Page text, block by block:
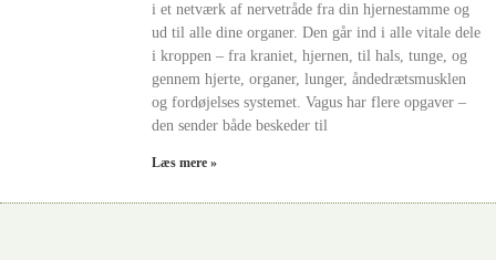
i et netværk af nervetråde fra din hjernestamme og
ud til alle dine organer. Den går ind i alle vitale dele
i kroppen – fra kraniet, hjernen, til hals, tunge, og
gennem hjerte, organer, lunger, åndedrætsmusklen
og fordøjelses systemet. Vagus har flere opgaver –
den sender både beskeder til
Læs mere »